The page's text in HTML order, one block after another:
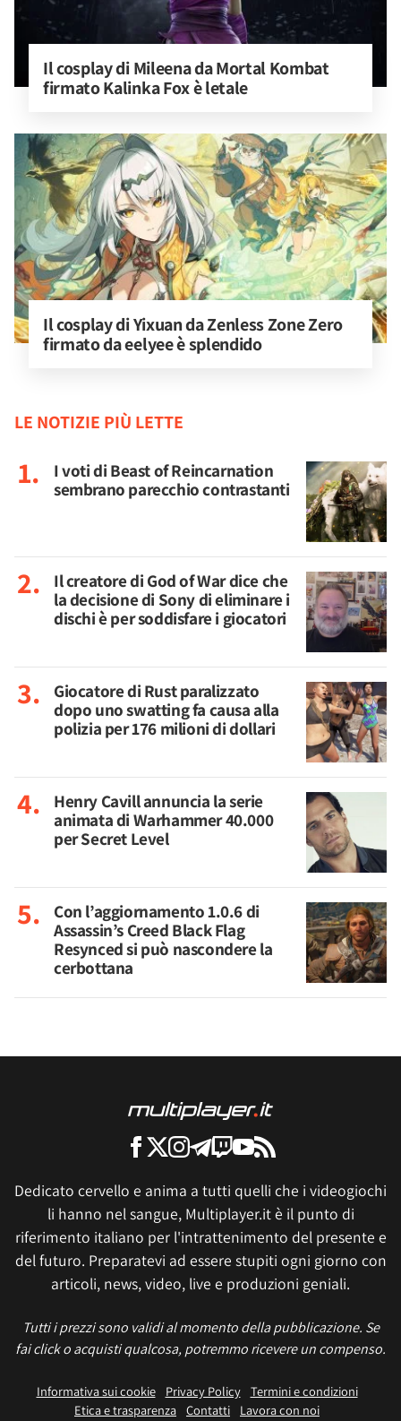
Il cosplay di Mileena da Mortal Kombat
firmato Kalinka Fox è letale
Il cosplay di Yixuan da Zenless Zone Zero
firmato da eelyee è splendido
LE NOTIZIE PIÙ LETTE
I voti di Beast of Reincarnation
sembrano parecchio contrastanti
Il creatore di God of War dice che
la decisione di Sony di eliminare i
dischi è per soddisfare i giocatori
Giocatore di Rust paralizzato
dopo uno swatting fa causa alla
polizia per 176 milioni di dollari
Henry Cavill annuncia la serie
animata di Warhammer 40.000
per Secret Level
Con l’aggiornamento 1.0.6 di
Assassin’s Creed Black Flag
Resynced si può nascondere la
cerbottana
Dedicato cervello e anima a tutti quelli che i videogiochi
li hanno nel sangue, Multiplayer.it è il punto di
riferimento italiano per l'intrattenimento del presente e
del futuro. Preparatevi ad essere stupiti ogni giorno con
articoli, news, video, live e produzioni geniali.
Tutti i prezzi sono validi al momento della pubblicazione. Se
fai click o acquisti qualcosa, potremmo ricevere un compenso.
Informativa sui cookie Privacy Policy
Termini e condizioni
Etica e trasparenza Contatti Lavora con noi